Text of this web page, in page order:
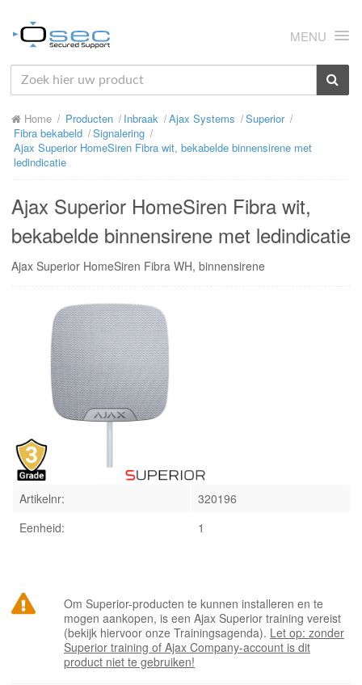
MENU
HOME
OVER ONS
NIEUWS
SUPPORT
RMA
CONTACT
INLOGGEN
Home Producten Inbraak Ajax Systems
Superior
Fibra bekabeld
Signalering
Ajax Superior HomeSiren Fibra wit, bekabelde binnensirene met
ledindicatie
Ajax Superior HomeSiren Fibra wit,
bekabelde binnensirene met ledindicatie
Ajax Superior HomeSiren Fibra WH, binnensirene
Artikelnr:
320196
Eenheid:
1
Om Superior-producten te kunnen installeren en te
mogen aankopen, is een Ajax Superior training vereist
(bekijk hiervoor onze Trainingsagenda). Let op: zonder
Superior training of Ajax Company-account is dit
product niet te gebruiken!